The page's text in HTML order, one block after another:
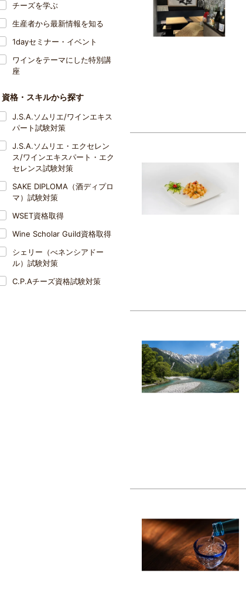
チーズを学ぶ
生産者から最新情報を知る
1dayセミナー・イベント
ワインをテーマにした特別講
座
資格・スキルから探す
J.S.A.ソムリエ/ワインエキス
パート試験対策
J.S.A.ソムリエ・エクセレン
ス/ワインエキスパート・エク
セレンス試験対策
SAKE DIPLOMA（酒ディプロ
マ）試験対策
WSET資格取得
Wine Scholar Guild資格取得
シェリー（べネンシアドー
ル）試験対策
C.P.Aチーズ資格試験対策